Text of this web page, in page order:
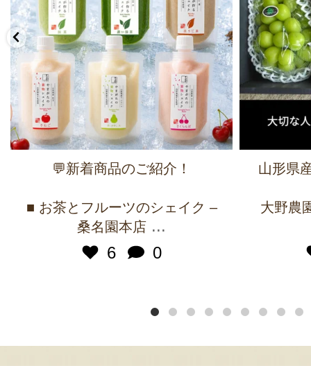
💬新着商品のご紹介！
■ お茶とフルーツのシェイク –
桑名園本店 ...
6
0
山形県
大野農